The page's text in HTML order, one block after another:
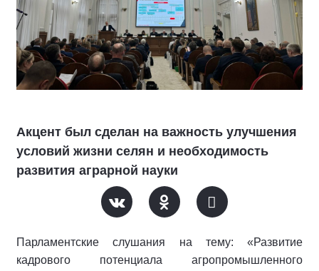
Акцент был сделан на важность улучшения
условий жизни селян и необходимость
развития аграрной науки
Парламентские слушания на тему: «Развитие
кадрового потенциала агропромышленного